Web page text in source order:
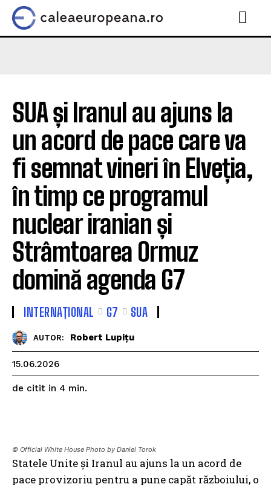
SUA și Iranul au ajuns la
un acord de pace care va
fi semnat vineri în Elveția,
în timp ce programul
nuclear iranian și
Strâmtoarea Ormuz
domină agenda G7
INTERNAȚIONAL G7 SUA
AUTOR: Robert Lupițu
15.06.2026
de citit in 4 min.
© Official White House Photo by Daniel Torok
Statele Unite și Iranul au ajuns la un acord de
pace provizoriu pentru a pune capăt războiului, o